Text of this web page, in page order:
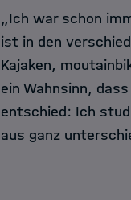
„Ich war schon
ist in den
Kajaken,
ein Wahnsinn,
entschied: Ich
aus ganz